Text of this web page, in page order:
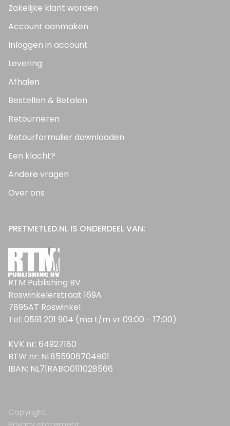
Zakelijke klant worden
Account aanmaken
Inloggen in account
Levering
Afhalen
Bestellen & Betalen
Retourneren
Retourformulier downloaden
Een klacht?
Andere vragen
Over ons
PRETMETLED.NL IS ONDERDEEL VAN:
RTM Publishing BV
Roswinkelerstraat 169A
7895AT Roswinkel
Tel: 0591 201 904 (ma t/m vr 09:00 - 17:00)
KVK nr: 64927180
BTW nr: NL855906704B01
IBAN: NL71RABO0111028566
Copyright